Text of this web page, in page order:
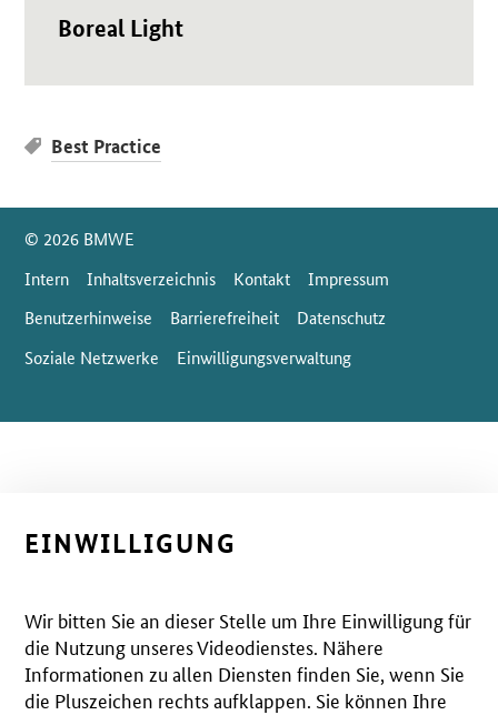
Boreal Light
Öffnet Einzelsicht
Best Practice
SrOnlyServicemenü
© 2026 BMWE
Intern
Inhaltsverzeichnis Kontakt
Impressum
Benutzerhinweise
Barrierefreiheit
Datenschutz
Soziale Netzwerke
Einwilligungsverwaltung
EINWILLIGUNG
Wir bitten Sie an dieser Stelle um Ihre Einwilligung für
die Nutzung unseres Videodienstes. Nähere
Informationen zu allen Diensten finden Sie, wenn Sie
die Pluszeichen rechts aufklappen. Sie können Ihre